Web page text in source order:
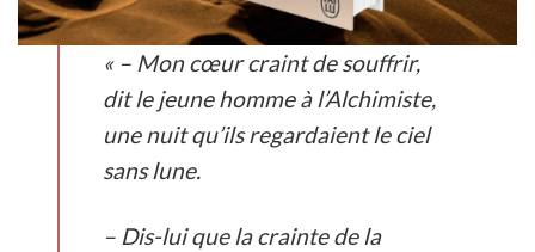
« – Mon cœur craint de souffrir,
dit le jeune homme à l’Alchimiste,
une nuit qu’ils regardaient le ciel
sans lune.
– Dis-lui que la crainte de la